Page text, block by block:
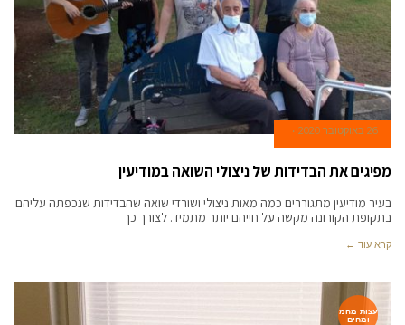
26 באוקטובר 2020
מפיגים את הבדידות של ניצולי השואה במודיעין
בעיר מודיעין מתגוררים כמה מאות ניצולי ושורדי שואה שהבדידות שנכפתה עליהם
בתקופת הקורונה מקשה על חייהם יותר מתמיד. לצורך כך
קרא עוד ←
עצות מהמ
ומחים